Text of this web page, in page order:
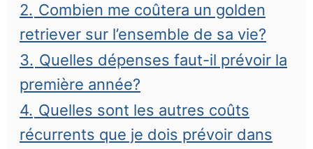
2. Combien me coûtera un golden
retriever sur l’ensemble de sa vie?
3. Quelles dépenses faut-il prévoir la
première année?
4. Quelles sont les autres coûts
récurrents que je dois prévoir dans